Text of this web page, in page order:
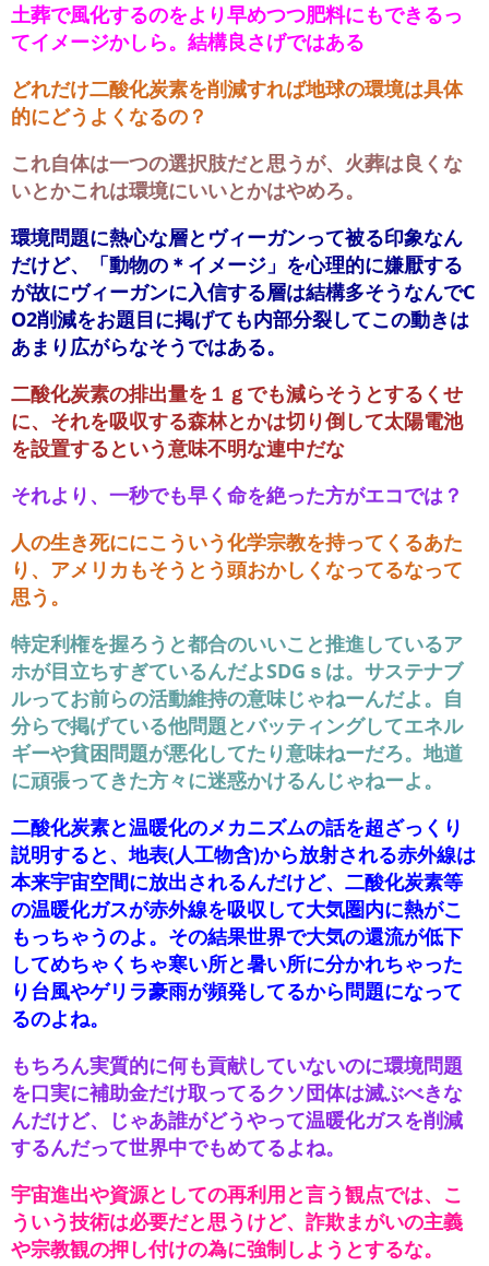
土葬で風化するのをより早めつつ肥料にもできるっ
てイメージかしら。結構良さげではある
どれだけ二酸化炭素を削減すれば地球の環境は具体
的にどうよくなるの？
これ自体は一つの選択肢だと思うが、火葬は良くな
いとかこれは環境にいいとかはやめろ。
環境問題に熱心な層とヴィーガンって被る印象なん
だけど、「動物の＊イメージ」を心理的に嫌厭する
が故にヴィーガンに入信する層は結構多そうなんでC
O2削減をお題目に掲げても内部分裂してこの動きは
あまり広がらなそうではある。
二酸化炭素の排出量を１ｇでも減らそうとするくせ
に、それを吸収する森林とかは切り倒して太陽電池
を設置するという意味不明な連中だな
それより、一秒でも早く命を絶った方がエコでは？
人の生き死ににこういう化学宗教を持ってくるあた
り、アメリカもそうとう頭おかしくなってるなって
思う。
特定利権を握ろうと都合のいいこと推進しているア
ホが目立ちすぎているんだよSDGｓは。サステナブ
ルってお前らの活動維持の意味じゃねーんだよ。自
分らで掲げている他問題とバッティングしてエネル
ギーや貧困問題が悪化してたり意味ねーだろ。地道
に頑張ってきた方々に迷惑かけるんじゃねーよ。
二酸化炭素と温暖化のメカニズムの話を超ざっくり
説明すると、地表(人工物含)から放射される赤外線は
本来宇宙空間に放出されるんだけど、二酸化炭素等
の温暖化ガスが赤外線を吸収して大気圏内に熱がこ
もっちゃうのよ。その結果世界で大気の還流が低下
してめちゃくちゃ寒い所と暑い所に分かれちゃった
り台風やゲリラ豪雨が頻発してるから問題になって
るのよね。
もちろん実質的に何も貢献していないのに環境問題
を口実に補助金だけ取ってるクソ団体は滅ぶべきな
んだけど、じゃあ誰がどうやって温暖化ガスを削減
するんだって世界中でもめてるよね。
宇宙進出や資源としての再利用と言う観点では、こ
ういう技術は必要だと思うけど、詐欺まがいの主義
や宗教観の押し付けの為に強制しようとするな。